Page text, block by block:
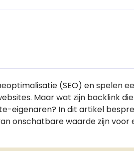
(SEO) en spelen
Maar wat zijn backlink
eigenaren? In dit artikel
onschatbare waarde zijn voor